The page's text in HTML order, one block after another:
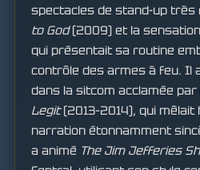
spectacles de stand-up
to God(2009) et la
qui présentait sa routine
contrôle des armes à feu. Il
dans la sitcom acclamée par
Legit(2013–2014), qui
narration étonnamment
a animé The Jim Jefferies